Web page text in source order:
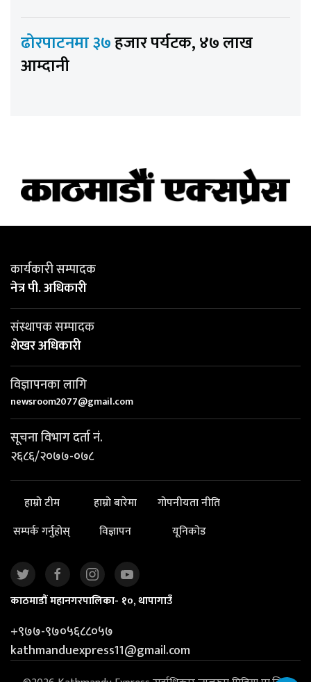
ढोरपाटनमा ३७हजार पर्यटक, ४७ लाख
आम्दानी
कार्यकारी सम्पादक
नेत्र पी. अधिकारी
संस्थापक सम्पादक
शेखर अधिकारी
विज्ञापनका लागि
newsroom2077@gmail.com
सूचना विभाग दर्ता नं.
२६८६/२०७७-०७८
हाम्रो टीम हाम्रो बारेमा
गोपनीयता नीति
सम्पर्क गर्नुहोस्
विज्ञापन यूनिकोड
काठमाडौं महानगरपालिका- १०, थापागाउँ
+९७७-९७०५६८८०५७
kathmanduexpress11@gmail.com